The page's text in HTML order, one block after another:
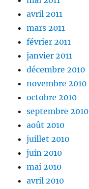
avril 2011
mars 2011
février 2011
janvier 2011
décembre 2010
novembre 2010
octobre 2010
septembre 2010
août 2010
juillet 2010
juin 2010
mai 2010
avril 2010